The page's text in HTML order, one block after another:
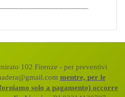
102 Firenze - per preventivi
mentre, per le
solo a pagamento) occorre